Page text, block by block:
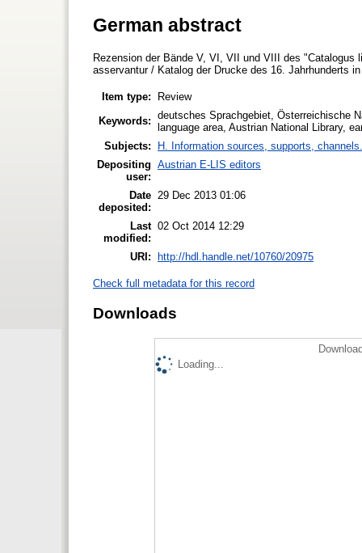
German abstract
Rezension der Bände V, VI, VII und VIII des
asservantur / Katalog der Drucke des 16. Jahrhunderts
Item type:
Review
Keywords: deutsches Sprachgebiet, Österreichische
language area, Austrian National Library,
Subjects:
H. Information sources, supports, channels.
Depositing
user:
Austrian E-LIS editors
Date
deposited:
29 Dec 2013 01:06
Last
modified:
02 Oct 2014 12:29
URI: http://hdl.handle.net/10760/20975
Check full metadata for this record
Downloads
Loading...